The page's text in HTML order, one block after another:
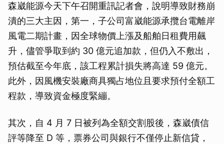
森崴能源今天下午召開重訊記者會，說明導致財務崩
潰的三大主因，第一，子公司富崴能源承攬台電離岸
風電二期計畫，因全球物價上漲及船舶日租費用飆
升，儘管爭取到約 30 億元追加款，但仍入不敷出，
預估截至今年底，該工程累計損失將高達 59 億元。
此外，因風機安裝廠商具獨占地位且要求預付全額工
程款，導致資金極度緊繃。
其次，自 4 月 7 日被列為全額交割股後，森崴債信
評等降至 D 等，票券公司與銀行不僅停止新信貸，